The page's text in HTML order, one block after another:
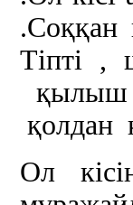
Тіпті ,
қылыш
қолдан
Ол